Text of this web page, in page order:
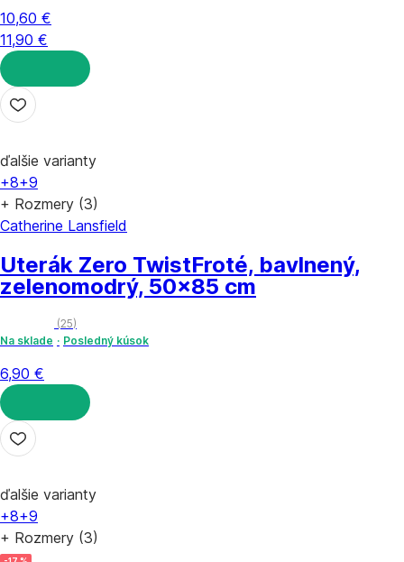
10,60 €
11,90 €
DO KOŠÍKA
ďalšie varianty
+8+9
+ Rozmery (3)
Catherine Lansfield
Uterák Zero TwistFroté, bavlnený,
zelenomodrý, 50x85 cm
(25)
Na sklade
Posledný kúsok
6,90 €
DO KOŠÍKA
ďalšie varianty
+8+9
+ Rozmery (3)